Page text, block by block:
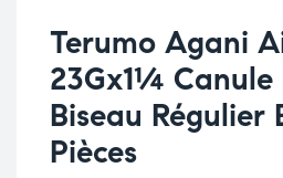
Terumo Agani
23Gx1¼ Canule
Biseau Régulier
Pièces